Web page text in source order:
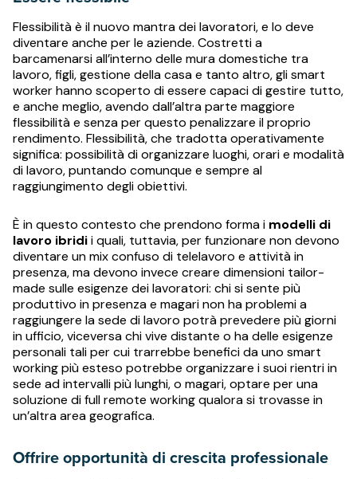
Flessibilità è il nuovo mantra dei lavoratori, e lo deve
diventare anche per le aziende. Costretti a
barcamenarsi all’interno delle mura domestiche tra
lavoro, figli, gestione della casa e tanto altro, gli smart
worker hanno scoperto di essere capaci di gestire tutto,
e anche meglio, avendo dall’altra parte maggiore
flessibilità e senza per questo penalizzare il proprio
rendimento. Flessibilità, che tradotta operativamente
significa: possibilità di organizzare luoghi, orari e modalità
di lavoro, puntando comunque e sempre al
raggiungimento degli obiettivi.
È in questo contesto che prendono forma i modelli di
lavoro ibridii quali, tuttavia, per funzionare non devono
diventare un mix confuso di telelavoro e attività in
presenza, ma devono invece creare dimensioni tailor-
made sulle esigenze dei lavoratori: chi si sente più
produttivo in presenza e magari non ha problemi a
raggiungere la sede di lavoro potrà prevedere più giorni
in ufficio, viceversa chi vive distante o ha delle esigenze
personali tali per cui trarrebbe benefici da uno smart
working più esteso potrebbe organizzare i suoi rientri in
sede ad intervalli più lunghi, o magari, optare per una
soluzione di full remote working qualora si trovasse in
un’altra area geografica.
Offrire opportunità di crescita professionale